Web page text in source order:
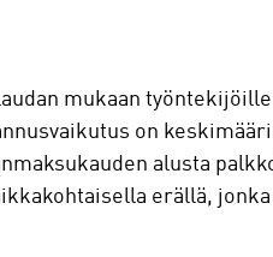
mukaan
on
alusta
erällä,